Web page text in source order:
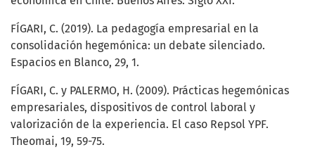
FÍGARI, C. (2019). La pedagogía empresarial en la
consolidación hegemónica: un debate silenciado.
Espacios en Blanco, 29, 1.
FÍGARI, C. y PALERMO, H. (2009). Prácticas hegemónicas
empresariales, dispositivos de control laboral y
valorización de la experiencia. El caso Repsol YPF.
Theomai, 19, 59-75.